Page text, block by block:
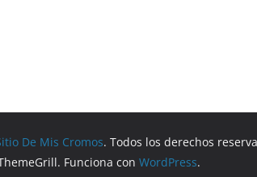
De Mis Cromos. Todos los derechos
Funciona con WordPress.